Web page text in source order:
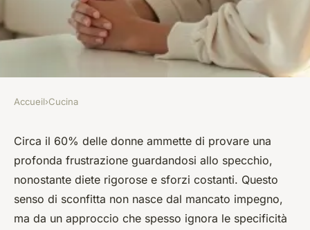
Perdere peso non è solo
questione di integratori
Tibaldinella•24/06/2026 08:05• 8 min de lecture
Accueil›Cucina
Circa il 60% delle donne ammette di provare una
profonda frustrazione guardandosi allo specchio,
nonostante diete rigorose e sforzi costanti. Questo
senso di sconfitta non nasce dal mancato impegno,
ma da un approccio che spesso ignora le specificità